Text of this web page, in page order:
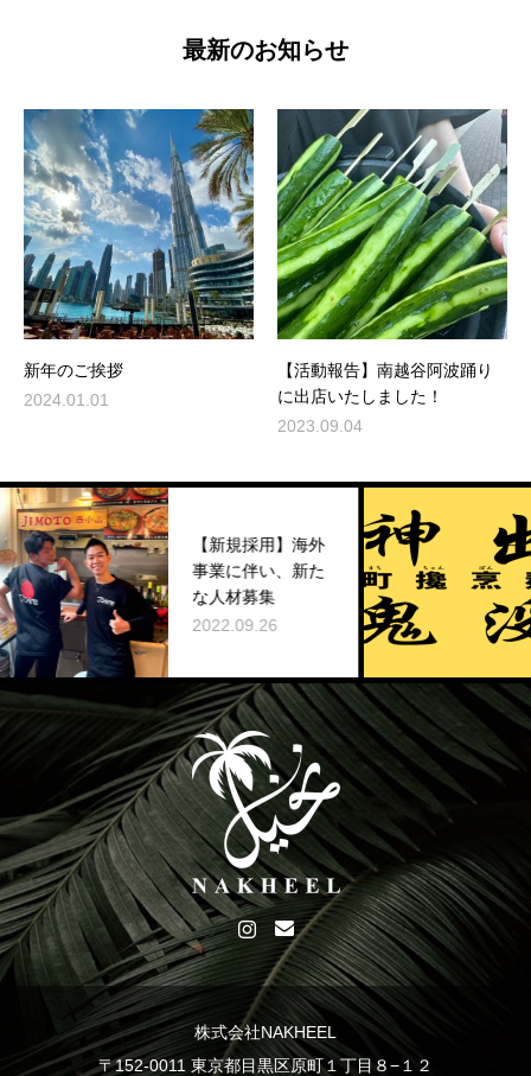
最新のお知らせ
新年のご挨拶
2024.01.01
【活動報告】南越谷阿波踊り
に出店いたしました！
2023.09.04
【新規採用】海外
事業に伴い、新た
な人材募集
2022.09.26
月曜
『町
鬼
株式会社NAKHEEL
〒152-0011 東京都目黒区原町１丁目８−１２